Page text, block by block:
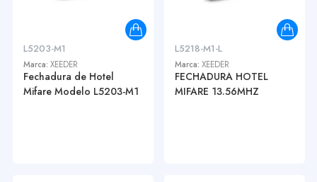
L5203-M1
Marca: XEEDER
Fechadura de Hotel
Mifare Modelo L5203-M1
L5218-M1-L
Marca: XEEDER
FECHADURA HOTEL
MIFARE 13.56MHZ